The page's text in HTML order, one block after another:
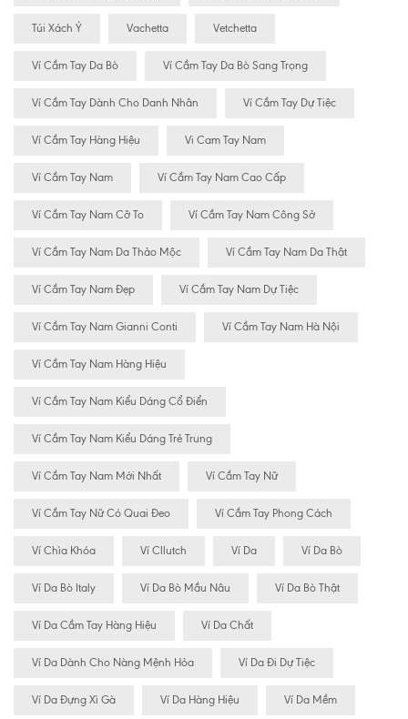
Túi Xách Ý Vachetta Vetchetta
Ví Cầm Tay Da Bò Ví Cầm Tay Da Bò Sang Trọng
Ví Cầm Tay Dành Cho Danh Nhân Ví Cầm Tay Dự Tiệc
Ví Cầm Tay Hàng Hiệu Vi Cam Tay Nam
Ví Cầm Tay Nam Ví Cầm Tay Nam Cao Cấp
Ví Cầm Tay Nam Cỡ To Ví Cầm Tay Nam Công Sở
Ví Cầm Tay Nam Da Thảo Mộc Ví Cầm Tay Nam Da Thật
Ví Cầm Tay Nam Đẹp Ví Cầm Tay Nam Dự Tiệc
Ví Cầm Tay Nam Gianni Conti Ví Cầm Tay Nam Hà Nội
Ví Cầm Tay Nam Hàng Hiệu
Ví Cầm Tay Nam Kiểu Dáng Cổ Điển
Ví Cầm Tay Nam Kiểu Dáng Trẻ Trung
Ví Cầm Tay Nam Mới Nhất Ví Cầm Tay Nữ
Ví Cầm Tay Nữ Có Quai Đeo Ví Cầm Tay Phong Cách
Ví Chìa Khóa Ví Cllutch Ví Da Ví Da Bò
Ví Da Bò Italy Ví Da Bò Mầu Nâu Ví Da Bò Thật
Ví Da Cầm Tay Hàng Hiệu Ví Da Chất
Ví Da Dành Cho Nàng Mệnh Hỏa Ví Da Đi Dự Tiệc
Ví Da Đựng Xì Gà Ví Da Hàng Hiệu Ví Da Mềm